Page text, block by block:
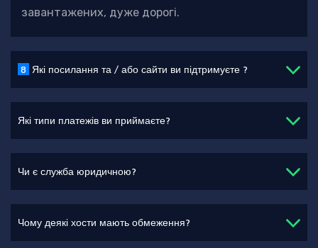
завантажених, дуже дорогі.
8 Які посилання та / або сайти ви підтримуєте ?
Які типи платежів ви приймаєте?
Чи є служба юридичною?
Чому деякі хости мають обмеження?